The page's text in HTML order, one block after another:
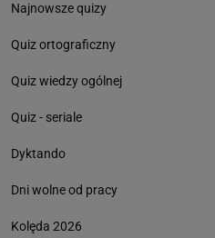
Najnowsze quizy
Quiz ortograficzny
Quiz wiedzy ogólnej
Quiz - seriale
Dyktando
Dni wolne od pracy
Kolęda 2026